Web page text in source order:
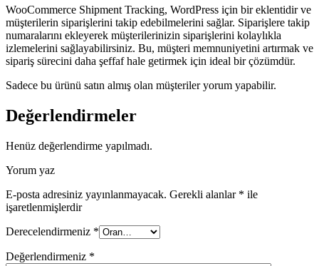
WooCommerce Shipment Tracking, WordPress için bir eklentidir ve
müşterilerin siparişlerini takip edebilmelerini sağlar. Siparişlere takip
numaralarını ekleyerek müşterilerinizin siparişlerini kolaylıkla
izlemelerini sağlayabilirsiniz. Bu, müşteri memnuniyetini artırmak ve
sipariş sürecini daha şeffaf hale getirmek için ideal bir çözümdür.
Sadece bu ürünü satın almış olan müşteriler yorum yapabilir.
Değerlendirmeler
Henüz değerlendirme yapılmadı.
Yorum yaz
E-posta adresiniz yayınlanmayacak. Gerekli alanlar * ile
işaretlenmişlerdir
Derecelendirmeniz *
Değerlendirmeniz *